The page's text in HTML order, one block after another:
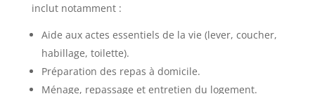
inclut notamment :
Aide aux actes essentiels de la vie (lever, coucher,
habillage, toilette).
Préparation des repas à domicile.
Ménage, repassage et entretien du logement.